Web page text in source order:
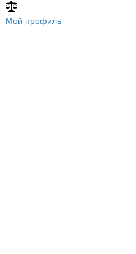
Мой профиль